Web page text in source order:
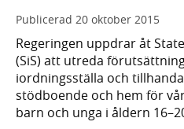
Publicerad 20 oktober 2015
Regeringen uppdrar åt
(SiS) att utreda
iordningsställa och
stödboende och hem för
barn och unga i åldern